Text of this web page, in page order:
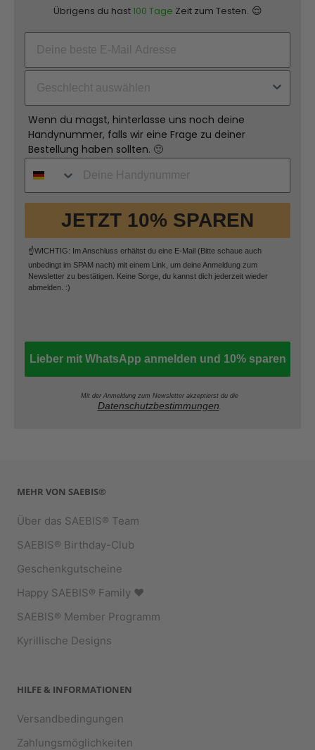
Übrigens du hast100 Tage Zeit zum Testen. 😌
Wenn du magst, hinterlasse uns noch deine
Handynummer, falls wir eine Frage zu deiner
Bestellung haben sollten. 🙂
JETZT 10% SPAREN
☝️WICHTIG: Im Anschluss erhältst du eine E-Mail (Bitte schaue auch
unbedingt im SPAM nach) mit einem Link, um deine Anmeldung zum
Newsletter zu bestätigen. Keine Sorge, du kannst dich jederzeit wieder
abmelden. :)
Lieber mit WhatsApp anmelden und 10% sparen
Mit der Anmeldung zum Newsletter akzeptierst du die
Datenschutzbestimmungen.
MEHR VON SAEBIS®
Über das SAEBIS® Team
SAEBIS® Birthday-Club
Geschenkgutscheine
Happy SAEBIS® Family ♥︎
SAEBIS® Member Programm
Kyrillische Designs
HILFE & INFORMATIONEN
Versandbedingungen
Zahlungsmöglichkeiten